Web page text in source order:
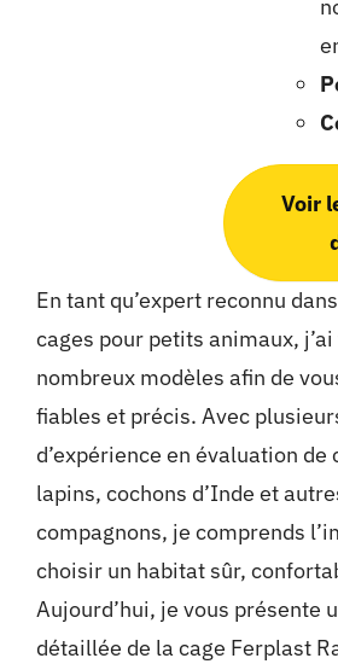
Voir
En tant qu’expert reconnu
cages pour petits animaux,
nombreux modèles afin de
fiables et précis. Avec
d’expérience en évaluation de
lapins, cochons d’Inde et
compagnons, je comprends
choisir un habitat sûr,
Aujourd’hui, je vous présente
détaillée de la cage Ferplast